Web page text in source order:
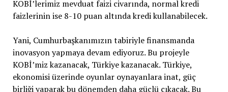
KOBİ’lerimiz mevduat faizi civarında, normal kredi
faizlerinin ise 8-10 puan altında kredi kullanabilecek.
Yani, Cumhurbaşkanımızın tabiriyle finansmanda
inovasyon yapmaya devam ediyoruz. Bu projeyle
KOBİ’miz kazanacak, Türkiye kazanacak. Türkiye,
ekonomisi üzerinde oyunlar oynayanlara inat, güç
birliği yaparak bu dönemden daha güçlü çıkacak. Bu